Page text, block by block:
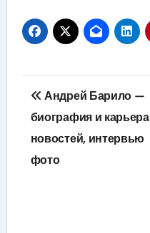
Навигация
по
записям
Андрей Барило —
биография и карьера
новостей, интервью
фото